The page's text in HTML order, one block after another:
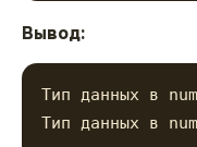
Вывод:
Тип данных в
Тип данных в